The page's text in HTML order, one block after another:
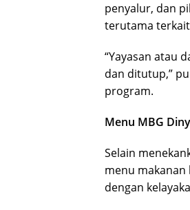
penyalur, dan
terutama
“Yayasan atau
dan ditutup,”
program.
Menu MBG
Selain
menu makanan
dengan